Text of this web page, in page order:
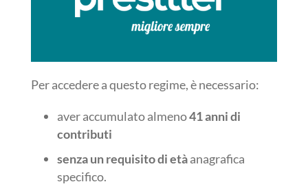
Per accedere a questo regime, è necessario:
aver accumulato almeno41 anni di
contributi
senza un requisito di etàanagrafica
specifico.